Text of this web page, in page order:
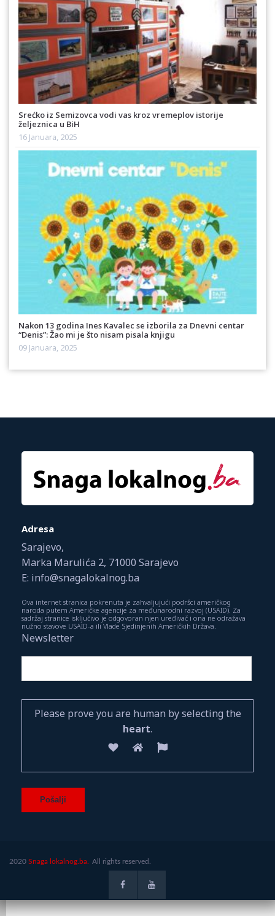
Srećko iz Semizovca vodi vas kroz vremeplov istorije
željeznica u BiH
16 Januara, 2025
Nakon 13 godina Ines Kavalec se izborila za Dnevni centar
“Denis”: Žao mi je što nisam pisala knjigu
09 Januara, 2025
Adresa
Sarajevo,
Marka Marulića 2, 71000 Sarajevo
E: info@snagalokalnog.ba
Ova internet stranica pokrenuta je zahvaljujući podršci američkog
naroda putem Američke agencije za međunarodni razvoj (USAID). Za
sadržaj stranice isključivo je odgovoran njen uređivač i ona ne odražava
nužno stavove USAID-a ili Vlade Sjedinjenih Američkih Država.
Newsletter
Please prove you are human by selecting the
heart.
2020 Snaga lokalnog.ba. All rights reserved.